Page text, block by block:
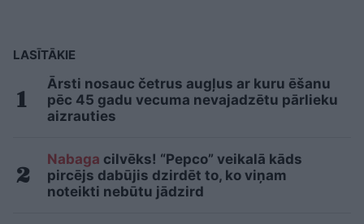
LASĪTĀKIE
Ārsti nosauc četrus augļus ar kuru ēšanu
pēc 45 gadu vecuma nevajadzētu pārlieku
aizrauties
Nabaga cilvēks! “Pepco” veikalā kāds
pircējs dabūjis dzirdēt to, ko viņam
noteikti nebūtu jādzird